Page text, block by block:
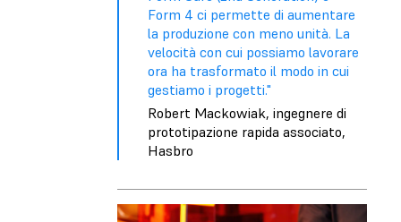
Form 4 ci permette di aumentare
la produzione con meno unità. La
velocità con cui possiamo lavorare
ora ha trasformato il modo in cui
gestiamo i progetti."
Robert Mackowiak, ingegnere di
prototipazione rapida associato,
Hasbro